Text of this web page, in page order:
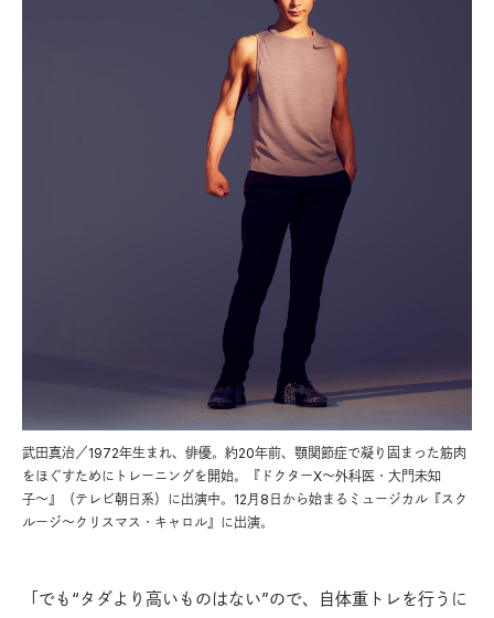
武田真治／1972年生まれ、俳優。約20年前、顎関節症で凝り固まった筋肉
をほぐすためにトレーニングを開始。『ドクターX〜外科医・大門未知
子〜』（テレビ朝日系）に出演中。12月8日から始まるミュージカル『スク
ルージ〜クリスマス・キャロル』に出演。
「でも“タダより高いものはない”ので、自体重トレを行うに